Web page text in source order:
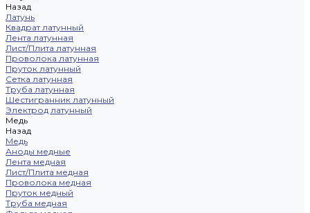
Назад
Латунь
Квадрат латунный
Лента латунная
Лист/Плита латунная
Проволока латунная
Пруток латунный
Сетка латунная
Труба латунная
Шестигранник латунный
Электрод латунный
Медь
Назад
Медь
Аноды медные
Лента медная
Лист/Плита медная
Проволока медная
Пруток медный
Труба медная